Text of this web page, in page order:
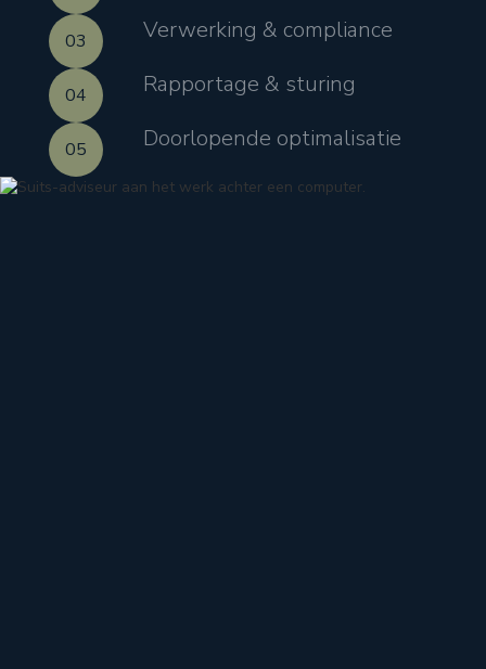
03 Verwerking & compliance
04 Rapportage & sturing
05 Doorlopende optimalisatie